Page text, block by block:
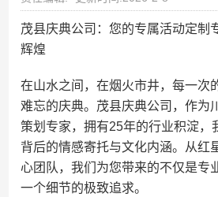
茂县庆典公司：您的专属活动定制
辉煌
在山水之间，在烟火市井，每一次
难忘的庆典。茂县庆典公司，作为
策划专家，拥有25年的行业积淀，
背后的情感寄托与文化内涵。从红
心团队，我们为您带来的不仅是专
一个细节的极致追求。